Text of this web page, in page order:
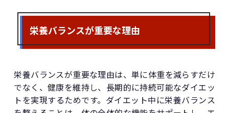
栄養バランスが重要な理由
栄養バランスが重要な理由は、単に体重を減らすだけ
でなく、健康を維持し、長期的に持続可能なダイエッ
トを実現するためです。ダイエット中に栄養バランス